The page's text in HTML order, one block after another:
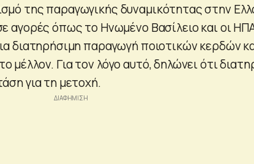
της παραγωγικής δυναμικότητας στην
αγορές όπως το Ηνωμένο Βασίλειο και οι
διατηρήσιμη παραγωγή ποιοτικών κερδών
μέλλον. Για τον λόγο αυτό, δηλώνει ότι
για τη μετοχή.